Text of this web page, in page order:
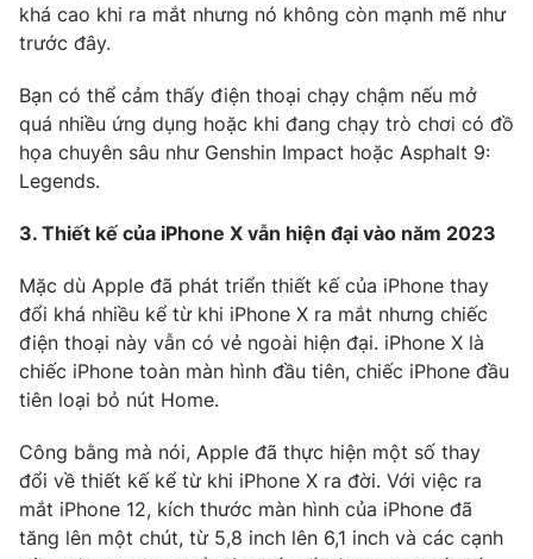
Theo dõi báo trên
Cơ quan chủ quản:Đài Truyền hình Việt Nam
Cơ quan báo chí:Thời báo VTV
Giấy phép hoạt động báo in và báo điện tử số 483/GP-BTTTT
Phó Tổng Biên tập: Nguyễn Thị Mỹ Hạnh, Phạm Quốc Thắng,
Nguyễn Trọng Ninh
Tổng đài VTV:024.38 355 931 - 024.38 355 932
Ðiện thoại Thời báo VTV:024.66 897 897
Email:toasoan@vtv.vn
Liên hệ quảng cáo:
024-7300.7108
khá cao khi ra mắt nhưng nó không còn mạnh mẽ như
trước đây.
Bạn có thể cảm thấy điện thoại chạy chậm nếu mở
quá nhiều ứng dụng hoặc khi đang chạy trò chơi có đồ
họa chuyên sâu như Genshin Impact hoặc Asphalt 9:
Legends.
3. Thiết kế của iPhone X vẫn hiện đại vào năm 2023
Mặc dù Apple đã phát triển thiết kế của iPhone thay
đổi khá nhiều kể từ khi iPhone X ra mắt nhưng chiếc
điện thoại này vẫn có vẻ ngoài hiện đại. iPhone X là
chiếc iPhone toàn màn hình đầu tiên, chiếc iPhone đầu
tiên loại bỏ nút Home.
Công bằng mà nói, Apple đã thực hiện một số thay
đổi về thiết kế kể từ khi iPhone X ra đời. Với việc ra
mắt iPhone 12, kích thước màn hình của iPhone đã
tăng lên một chút, từ 5,8 inch lên 6,1 inch và các cạnh